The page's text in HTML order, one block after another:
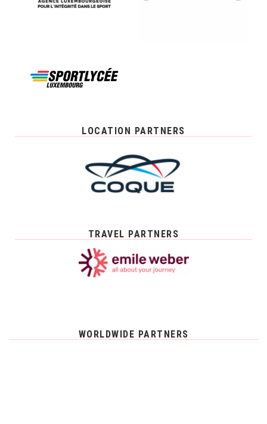
LOCATION PARTNERS
TRAVEL PARTNERS
WORLDWIDE PARTNERS